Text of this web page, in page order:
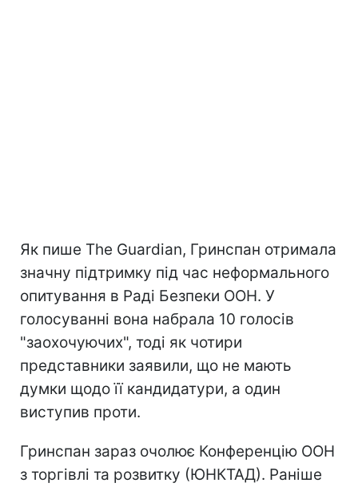
Як пише The Guardian, Гринспан отримала
значну підтримку під час неформального
опитування в Раді Безпеки ООН. У
голосуванні вона набрала 10 голосів
"заохочуючих", тоді як чотири
представники заявили, що не мають
думки щодо її кандидатури, а один
виступив проти.
Гринспан зараз очолює Конференцію ООН
з торгівлі та розвитку (ЮНКТАД). Раніше